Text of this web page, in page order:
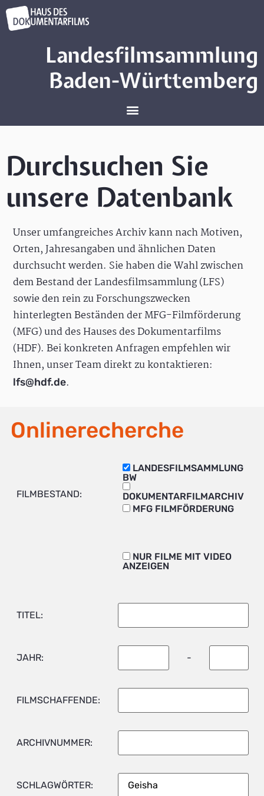
Landesfilmsammlung
Baden-Württemberg
Durchsuchen Sie
unsere Datenbank
Unser umfangreiches Archiv kann nach Motiven,
Orten, Jahresangaben und ähnlichen Daten
durchsucht werden. Sie haben die Wahl zwischen
dem Bestand der Landesfilmsammlung (LFS)
sowie den rein zu Forschungszwecken
hinterlegten Beständen der MFG-Filmförderung
(MFG) und des Hauses des Dokumentarfilms
(HDF). Bei konkreten Anfragen empfehlen wir
Ihnen, unser Team direkt zu kontaktieren:
lfs@hdf.de.
Onlinerecherche
FILMBESTAND:
LANDESFILMSAMMLUNG
BW
DOKUMENTARFILMARCHIV
MFG FILMFÖRDERUNG
NUR FILME MIT VIDEO
ANZEIGEN
TITEL:
JAHR: -
FILMSCHAFFENDE:
ARCHIVNUMMER:
SCHLAGWÖRTER: